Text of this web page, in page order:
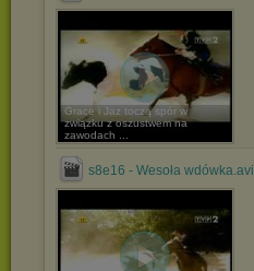
Grace i Jaz toczą spór w
związku z oszustwem na
zawodach ...
s8e16 - Wesoła wdówka.avi